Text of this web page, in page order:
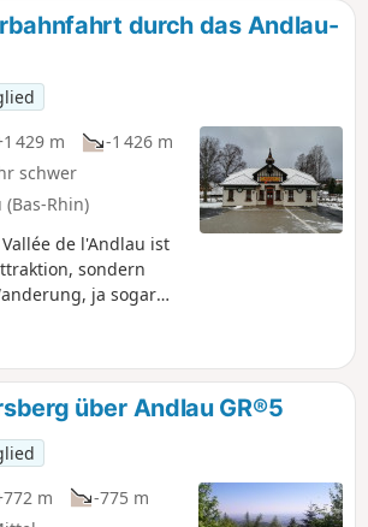
durch das Andlau-
429 m
-1 426 m
schwer
Rhin)
de l'Andlau ist
sondern
ja sogar
Wanderung für
oder für Wanderer,
Anstrengung haben,
Tag für die
Tagen für die
aber sehr
über Andlau GR®5
m
-775 m